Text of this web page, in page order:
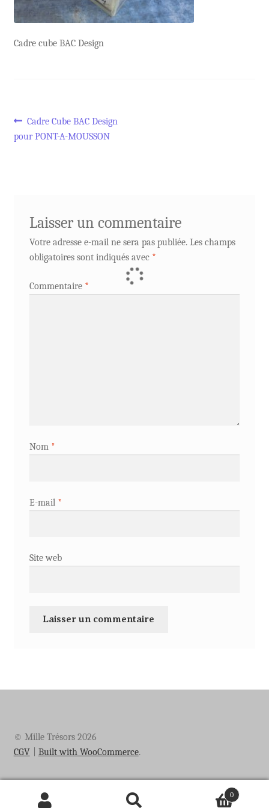
Cadre cube BAC Design
Navigation
de
Article
précédent :
Cadre Cube BAC Design
pour PONT-A-MOUSSON
Laisser un commentaire
Votre adresse e-mail ne sera pas publiée. Les champs
obligatoires sont indiqués avec *
Commentaire *
Nom *
E-mail *
Site web
© Mille Trésors 2026
CGV
Built with WooCommerce.
0